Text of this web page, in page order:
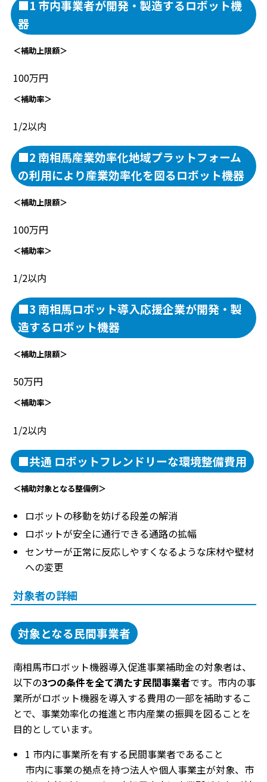
■1 市内事業者が開発・製造するロボット機
器
＜補助上限額＞
100万円
＜補助率＞
1/2以内
■2 南相馬産業効率化地域プラットフォーム
の利用により産業効率化を図るロボット機器
＜補助上限額＞
100万円
＜補助率＞
1/2以内
■3 南相馬ロボット導入応援企業が開発・製
造するロボット機器
＜補助上限額＞
50万円
＜補助率＞
1/2以内
■共通 ロボットフレンドリーな環境整備費用
＜補助対象となる整備例＞
ロボットの移動を妨げる段差の解消
ロボットが安全に通行できる通路の拡幅
センサーが正常に反応しやすくなるような床材や壁材
への変更
対象者の詳細
対象となる民間事業者
南相馬市ロボット機器導入促進事業補助金の対象者は、
以下の3つの条件を全て満たす民間事業者です。市内の事
業所がロボット機器を導入する費用の一部を補助するこ
とで、事業効率化の推進と市内産業の振興を図ることを
目的としています。
1 市内に事業所を有する民間事業者であること
市内に事業の拠点を持つ法人や個人事業主が対象、市